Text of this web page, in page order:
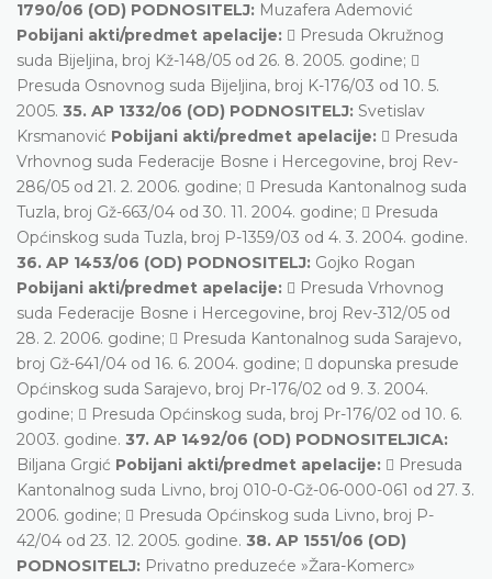
1790/06 (OD) PODNOSITELJ: Muzafera Ademović
Pobijani akti/predmet apelacije:  Presuda Okružnog
suda Bijeljina, broj Kž-148/05 od 26. 8. 2005. godine; 
Presuda Osnovnog suda Bijeljina, broj K-176/03 od 10. 5.
2005. 35. AP 1332/06 (OD) PODNOSITELJ: Svetislav
Krsmanović Pobijani akti/predmet apelacije:  Presuda
Vrhovnog suda Federacije Bosne i Hercegovine, broj Rev-
286/05 od 21. 2. 2006. godine;  Presuda Kantonalnog suda
Tuzla, broj Gž-663/04 od 30. 11. 2004. godine;  Presuda
Općinskog suda Tuzla, broj P-1359/03 od 4. 3. 2004. godine.
36. AP 1453/06 (OD) PODNOSITELJ: Gojko Rogan
Pobijani akti/predmet apelacije:  Presuda Vrhovnog
suda Federacije Bosne i Hercegovine, broj Rev-312/05 od
28. 2. 2006. godine;  Presuda Kantonalnog suda Sarajevo,
broj Gž-641/04 od 16. 6. 2004. godine;  dopunska presude
Općinskog suda Sarajevo, broj Pr-176/02 od 9. 3. 2004.
godine;  Presuda Općinskog suda, broj Pr-176/02 od 10. 6.
2003. godine. 37. AP 1492/06 (OD) PODNOSITELJICA:
Biljana Grgić Pobijani akti/predmet apelacije:  Presuda
Kantonalnog suda Livno, broj 010-0-Gž-06-000-061 od 27. 3.
2006. godine;  Presuda Općinskog suda Livno, broj P-
42/04 od 23. 12. 2005. godine. 38. AP 1551/06 (OD)
PODNOSITELJ: Privatno preduzeće »Žara-Komerc»